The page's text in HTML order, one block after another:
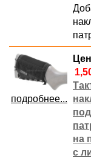
подробнее...
под
на
с